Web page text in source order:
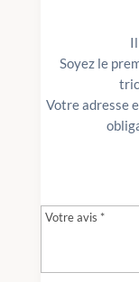
Soyez le
Votre adresse